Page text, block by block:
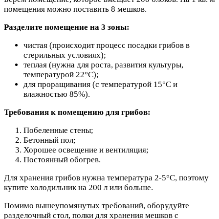
помещения можно поставить 8 мешков.
Разделите помещение на 3 зоны:
чистая (происходит процесс посадки грибов в
стерильных условиях);
теплая (нужна для роста, развития культуры,
температурой 22°С);
для проращивания (с температурой 15°С и
влажностью 85%).
Требования к помещению для грибов:
Побеленные стены;
Бетонный пол;
Хорошее освещение и вентиляция;
Постоянный обогрев.
Для хранения грибов нужна температура 2-5°С, поэтому
купите холодильник на 200 л или больше.
Помимо вышеупомянутых требований, оборудуйте
разделочный стол, полки для хранения мешков с